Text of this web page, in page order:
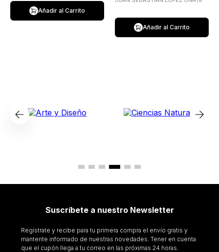
Añadir al Carrito
Añadir al Carrito
Suscríbete a nuestro Newsletter
Regístrate y recibe para tu primera compra el envío gratis y
mantente informado de nuestras novedades. Tener en cuenta
que el cupón llega a tu correo en las próximas 24 horas.